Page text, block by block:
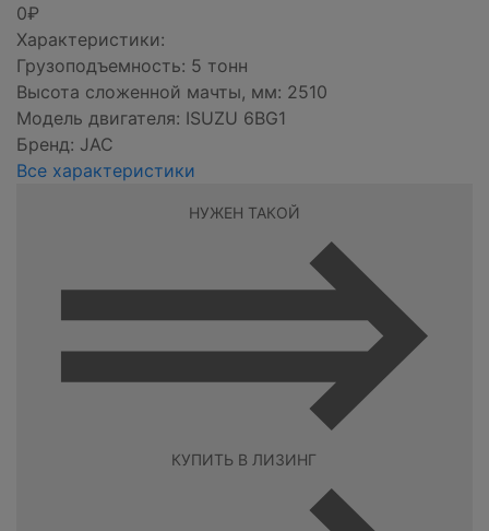
0₽
Характеристики:
Грузоподъемность: 5 тонн
Высота сложенной мачты, мм: 2510
Модель двигателя: ISUZU 6BG1
Бренд: JAC
Все характеристики
НУЖЕН ТАКОЙ
КУПИТЬ В ЛИЗИНГ